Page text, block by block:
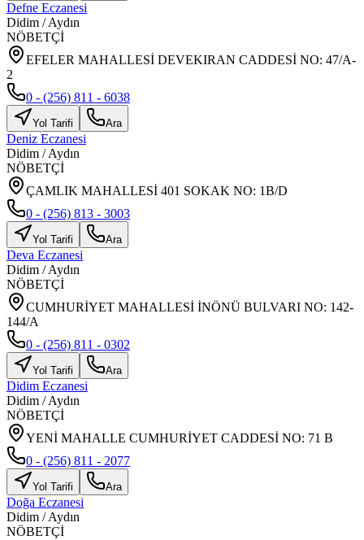
Defne Eczanesi
Didim /Aydın
NÖBETÇİ
EFELER MAHALLESİ DEVEKIRAN CADDESİ NO: 47/A-
2
0 - (256) 811 - 6038
Yol Tarifi Ara
Deniz Eczanesi
Didim /Aydın
NÖBETÇİ
ÇAMLIK MAHALLESİ 401 SOKAK NO: 1B/D
0 - (256) 813 - 3003
Yol Tarifi Ara
Deva Eczanesi
Didim /Aydın
NÖBETÇİ
CUMHURİYET MAHALLESİ İNÖNÜ BULVARI NO: 142-
144/A
0 - (256) 811 - 0302
Yol Tarifi Ara
Didim Eczanesi
Didim /Aydın
NÖBETÇİ
YENİ MAHALLE CUMHURİYET CADDESİ NO: 71 B
0 - (256) 811 - 2077
Yol Tarifi Ara
Doğa Eczanesi
Didim /Aydın
NÖBETÇİ